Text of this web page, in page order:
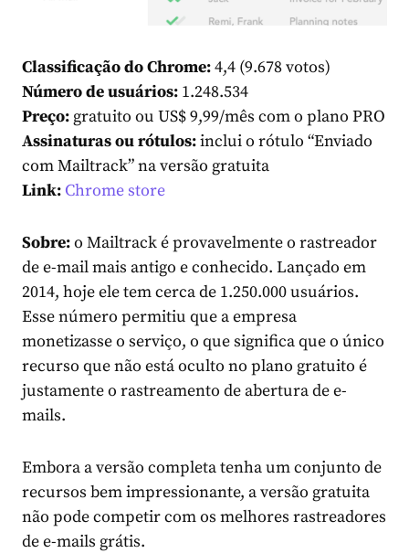
Classificação do Chrome:4,4 (9.678 votos)
Número de usuários: 1.248.534
Preço: gratuito ou US$ 9,99/mês com o plano PRO
Assinaturas ou rótulos:inclui o rótulo “Enviado
com Mailtrack” na versão gratuita
Link: Chrome store
Sobre:o Mailtrack é provavelmente o rastreador
de e-mail mais antigo e conhecido. Lançado em
2014, hoje ele tem cerca de 1.250.000 usuários.
Esse número permitiu que a empresa
monetizasse o serviço, o que significa que o único
recurso que não está oculto no plano gratuito é
justamente o rastreamento de abertura de e-
mails.
Embora a versão completa tenha um conjunto de
recursos bem impressionante, a versão gratuita
não pode competir com os melhores rastreadores
de e-mails grátis.